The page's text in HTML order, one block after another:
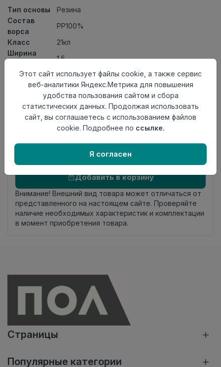
Тип основы
Резина
Состав
ворса
PP100%
Класс
21кл
Ширина
1,5
АктуальностьАктуален
ковролина
Ковролин иглопробивной
Страна
происхождения
Сербия
Добавить в корзину
Внимание! Внешний вид товара может отличаться от
представленного на настоящем сайте. Проверяйте
наличие необходимых характеристик и комплектации
в момент приобретения товара.
Страницы
Популярные категории
Этот сайт использует файлы cookie, а также сервис
веб-аналитики Яндекс.Метрика для повышения
удобства пользования сайтом и сбора
статистических данных. Продолжая использовать
сайт, вы соглашаетесь с использованием файлов
cookie. Подробнее по ссылке.
Я согласен